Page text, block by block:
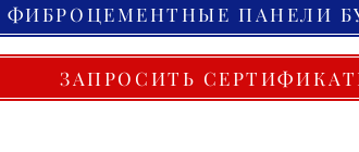
ФИБРОЦЕМЕНТНЫЕ ПАНЕЛИ
ЗАПРОСИТЬ